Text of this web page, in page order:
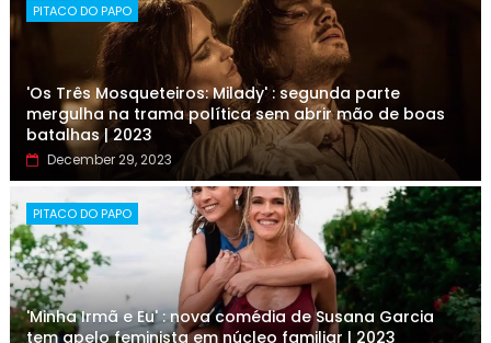
PITACO DO PAPO
'Os Três Mosqueteiros: Milady' : segunda parte
mergulha na trama política sem abrir mão de boas
batalhas | 2023
December 29, 2023
PITACO DO PAPO
'Minha Irmã e Eu' : nova comédia de Susana Garcia
tem apelo feminista em núcleo familiar | 2023